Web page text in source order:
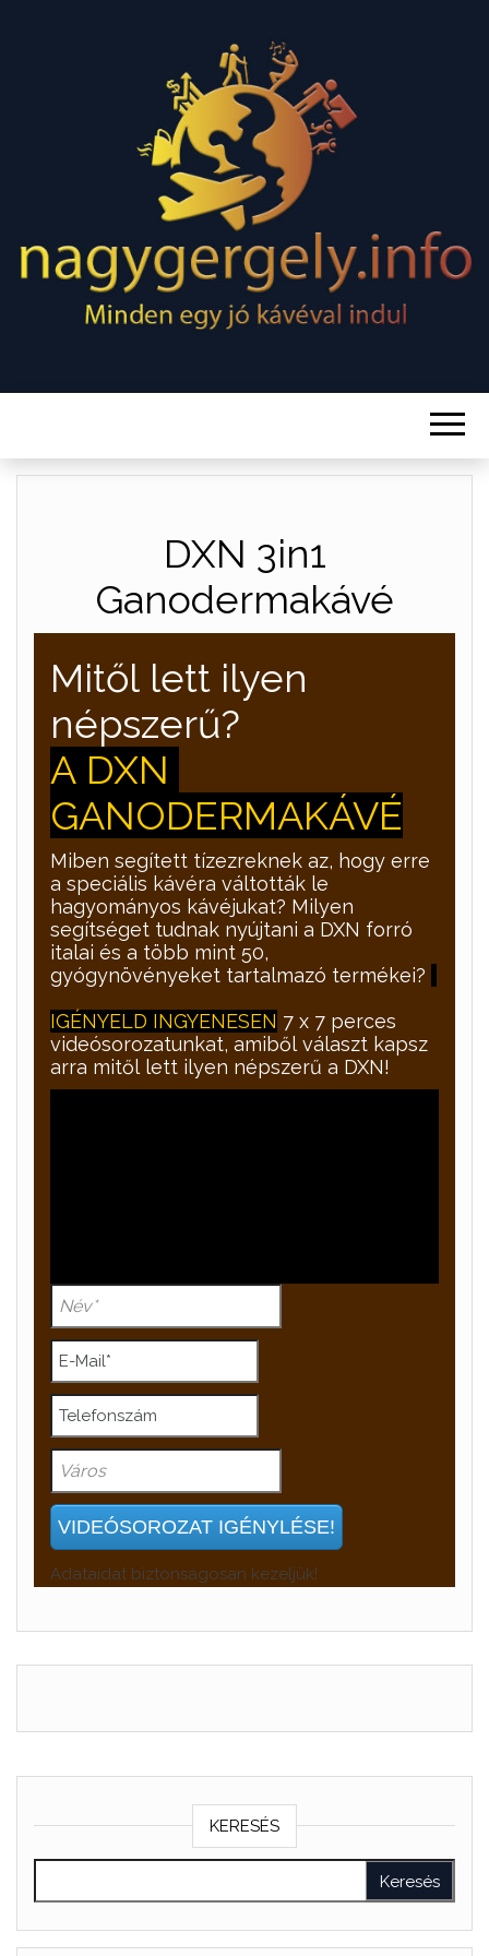
NAGY
GERGELY
Minden egy jó kávéval indul
DXN 3in1
Ganodermakávé
Mitől lett ilyen
népszerű?
A DXN
GANODERMAKÁVÉ
Miben segített tízezreknek az, hogy erre
a speciális kávéra váltották le
hagyományos kávéjukat? Milyen
segítséget tudnak nyújtani a DXN forró
italai és a több mint 50,
gyógynövényeket tartalmazó termékei?
IGÉNYELD INGYENESEN 7 x 7 perces
videósorozatunkat, amiből választ kapsz
arra mitől lett ilyen népszerű a DXN!
Adataidat biztonságosan kezeljük!
KERESÉS